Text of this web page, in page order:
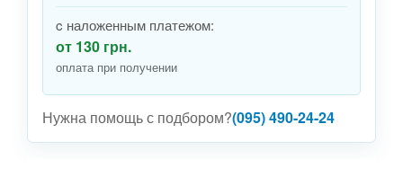
c наложенным платежом:
от 130 грн.
оплата при получении
Нужна помощь с подбором?(095) 490-24-24